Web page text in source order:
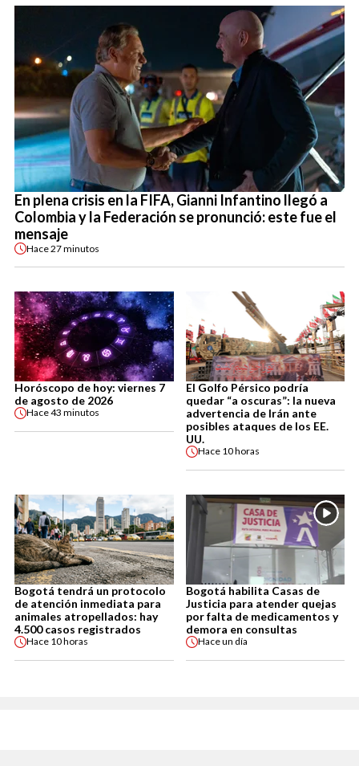
En plena crisis en la FIFA, Gianni Infantino llegó a
Colombia y la Federación se pronunció: este fue el
mensaje
Hace27 minutos
Horóscopo de hoy: viernes 7
de agosto de 2026
Hace43 minutos
El Golfo Pérsico podría
quedar “a oscuras”: la nueva
advertencia de Irán ante
posibles ataques de los EE.
UU.
Hace 10 horas
Bogotá tendrá un protocolo
de atención inmediata para
animales atropellados: hay
4.500 casos registrados
Hace 10 horas
Bogotá habilita Casas de
Justicia para atender quejas
por falta de medicamentos y
demora en consultas
Haceun día